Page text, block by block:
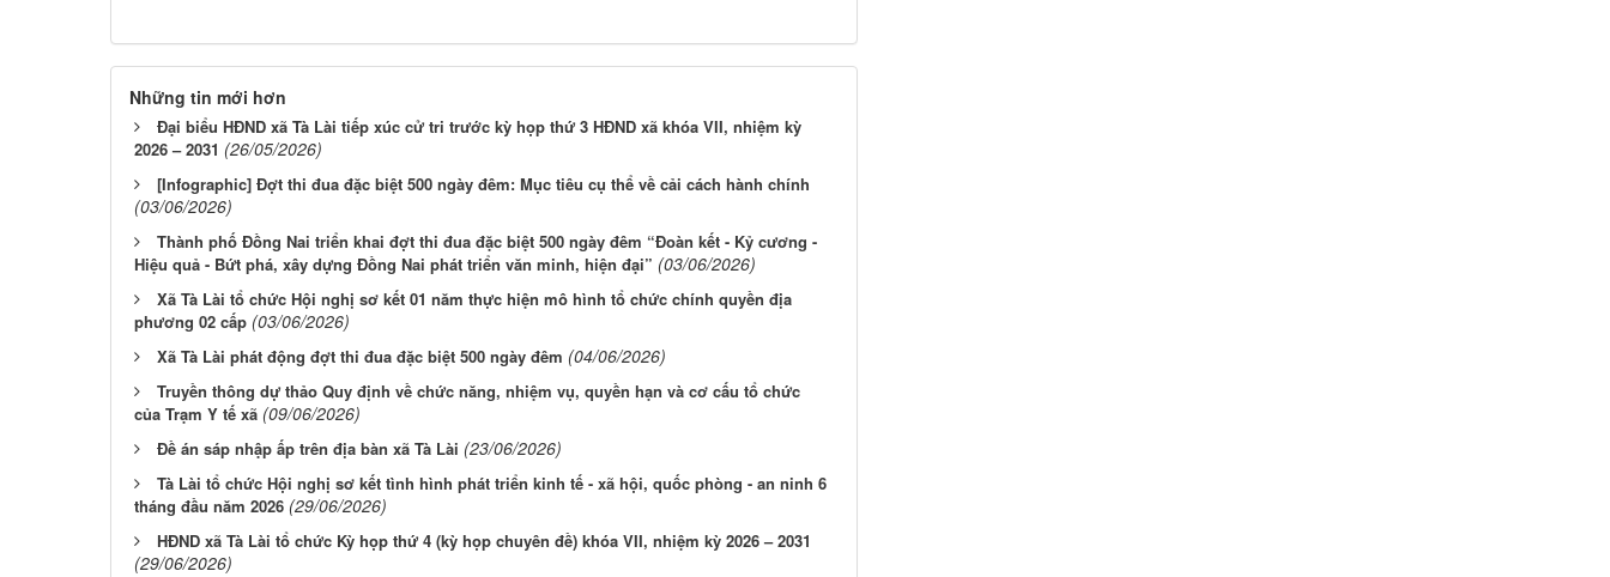
Những tin mới hơn
Đại biểu HĐND xã Tà Lài tiếp xúc cử tri trước kỳ họp thứ 3 HĐND xã khóa VII, nhiệm kỳ
2026 – 2031 (26/05/2026)
[Infographic] Đợt thi đua đặc biệt 500 ngày đêm: Mục tiêu cụ thể về cải cách hành chính
(03/06/2026)
Thành phố Đồng Nai triển khai đợt thi đua đặc biệt 500 ngày đêm “Đoàn kết - Kỷ cương -
Hiệu quả - Bứt phá, xây dựng Đồng Nai phát triển văn minh, hiện đại” (03/06/2026)
Xã Tà Lài tổ chức Hội nghị sơ kết 01 năm thực hiện mô hình tổ chức chính quyền địa
phương 02 cấp (03/06/2026)
Xã Tà Lài phát động đợt thi đua đặc biệt 500 ngày đêm (04/06/2026)
Truyền thông dự thảo Quy định về chức năng, nhiệm vụ, quyền hạn và cơ cấu tổ chức
của Trạm Y tế xã (09/06/2026)
Đề án sáp nhập ấp trên địa bàn xã Tà Lài (23/06/2026)
Tà Lài tổ chức Hội nghị sơ kết tình hình phát triển kinh tế - xã hội, quốc phòng - an ninh 6
tháng đầu năm 2026 (29/06/2026)
HĐND xã Tà Lài tổ chức Kỳ họp thứ 4 (kỳ họp chuyên đề) khóa VII, nhiệm kỳ 2026 – 2031
(29/06/2026)